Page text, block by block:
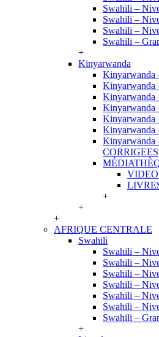
Swahili –
Swahili –
Swahili –
Swahili –
+
Kinyarwanda
Kinyarwanda
Kinyarwanda
Kinyarwanda
Kinyarwanda
Kinyarwanda
Kinyarwanda
Kinyarwanda
CORRIGEES
VIDEO
+
+
+
AFRIQUE CENTRALE
Swahili
Swahili –
Swahili –
Swahili –
Swahili –
Swahili –
Swahili –
Swahili –
+